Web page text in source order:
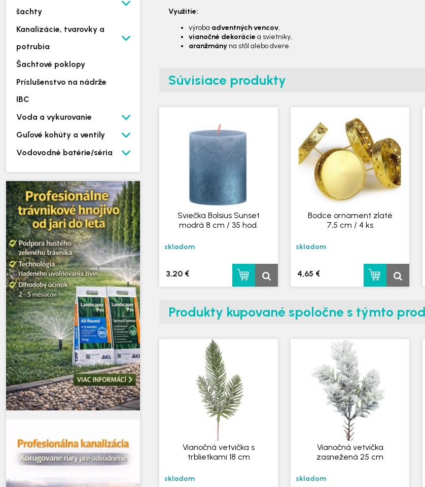
šachty
Kanalizácie, tvarovky a
potrubia
Šachtové poklopy
Príslušenstvo na nádrže
IBC
Voda a vykurovanie
Guľové kohúty a ventily
Vodovodné batérie/séria
Využitie:
výroba adventných vencov,
vianočné dekorácie a svietniky,
aranžmány na stôl alebo dvere.
Súvisiace produkty
Sviečka Bolsius Sunset
modrá 8 cm / 35 hod.
skladom
3,20 €
Bodce ornament zlaté
7,5 cm / 4 ks
skladom
4,65 €
Produkty kupované spoločne s týmto
Vianočná vetvička s
trblietkami 18 cm
skladom
Vianočná vetvička
zasnežená 25 cm
skladom